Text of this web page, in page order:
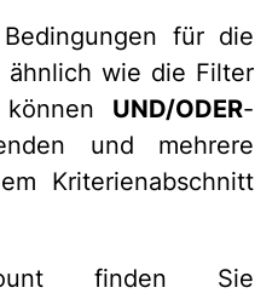
für die
wie die Filter
UND/ODER-
und mehrere
Kriterienabschnitt
finden Sie